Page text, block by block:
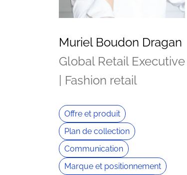
Muriel Boudon Dragan
Global Retail Executive
| Fashion retail
Offre et produit
Plan de collection
Communication
Marque et positionnement